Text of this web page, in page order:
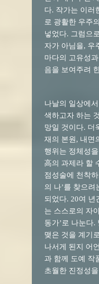
다. 작가는 이러
로 광활한 우주
넣었다. 그럼으
자가 아님을, 우
마다의 고유성
음을 보여주려
나날의 일상에
색하고자 하는
망일 것이다. 더
재의 본원, 내면
행위는 정체성
高의 과제라 할
점성술에 천착
의 나’를 찾으
되었다. 20여 년
는 스스로의 자
동가’로 나눈다
맺은 것을 계기
나서게 된지 어
과 함께 도예 작
초월한 진정성